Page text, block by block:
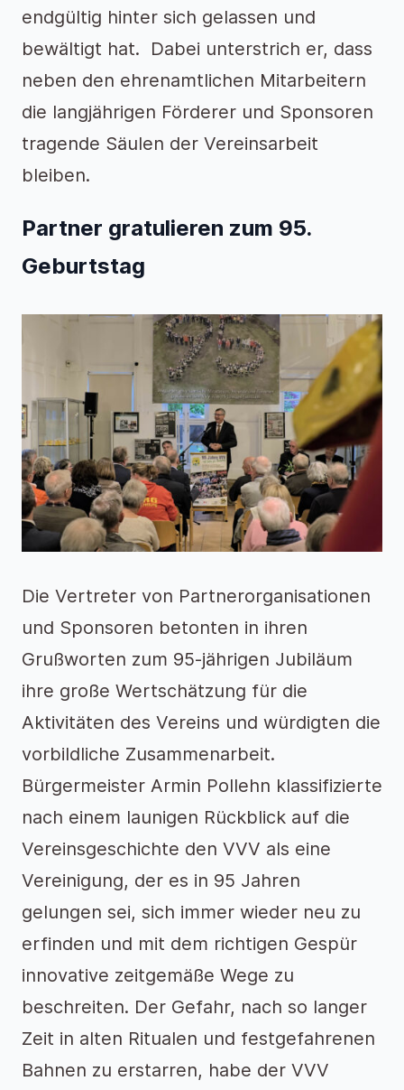
endgültig hinter sich gelassen und
bewältigt hat. Dabei unterstrich er, dass
neben den ehrenamtlichen Mitarbeitern
die langjährigen Förderer und Sponsoren
tragende Säulen der Vereinsarbeit
bleiben.
Partner gratulieren zum 95.
Geburtstag
Die Vertreter von Partnerorganisationen
und Sponsoren betonten in ihren
Grußworten zum 95-jährigen Jubiläum
ihre große Wertschätzung für die
Aktivitäten des Vereins und würdigten die
vorbildliche Zusammenarbeit.
Bürgermeister Armin Pollehn klassifizierte
nach einem launigen Rückblick auf die
Vereinsgeschichte den VVV als eine
Vereinigung, der es in 95 Jahren
gelungen sei, sich immer wieder neu zu
erfinden und mit dem richtigen Gespür
innovative zeitgemäße Wege zu
beschreiten. Der Gefahr, nach so langer
Zeit in alten Ritualen und festgefahrenen
Bahnen zu erstarren, habe der VVV